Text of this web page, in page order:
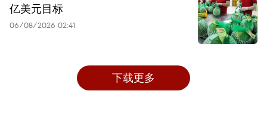
亿美元目标
06/08/2026 02:41
下载更多